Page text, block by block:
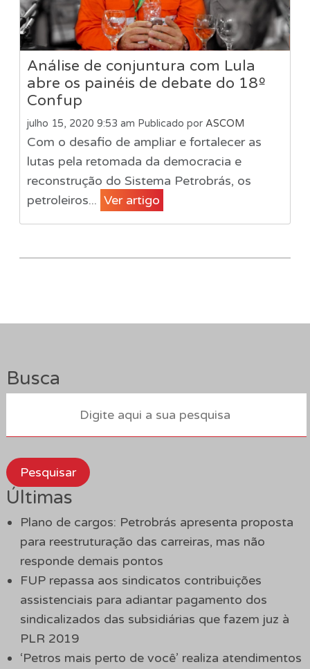
Análise de conjuntura com Lula
abre os painéis de debate do 18º
Confup
julho 15, 2020 9:53 am Publicado por ASCOM
Com o desafio de ampliar e fortalecer as
lutas pela retomada da democracia e
reconstrução do Sistema Petrobrás, os
petroleiros... Ver artigo
Busca
Pesquisar
Últimas
Plano de cargos: Petrobrás apresenta proposta
para reestruturação das carreiras, mas não
responde demais pontos
FUP repassa aos sindicatos contribuições
assistenciais para adiantar pagamento dos
sindicalizados das subsidiárias que fazem juz à
PLR 2019
‘Petros mais perto de você’ realiza atendimentos